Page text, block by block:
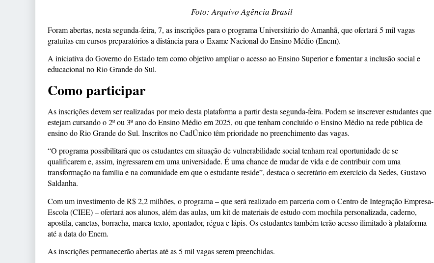
Foto: Arquivo Agência Brasil
Foram abertas, nesta segunda-feira, 7, as inscrições para o programa Universitário do Amanhã, que ofertará 5 mil vagas
gratuitas em cursos preparatórios a distância para o Exame Nacional do Ensino Médio (Enem).
A iniciativa do Governo do Estado tem como objetivo ampliar o acesso ao Ensino Superior e fomentar a inclusão social e
educacional no Rio Grande do Sul.
Como participar
As inscrições devem ser realizadas por meio desta plataforma a partir desta segunda-feira. Podem se inscrever estudantes que
estejam cursando o 2º ou 3º ano do Ensino Médio em 2025, ou que tenham concluído o Ensino Médio na rede pública de
ensino do Rio Grande do Sul. Inscritos no CadÚnico têm prioridade no preenchimento das vagas.
“O programa possibilitará que os estudantes em situação de vulnerabilidade social tenham real oportunidade de se
qualificarem e, assim, ingressarem em uma universidade. É uma chance de mudar de vida e de contribuir com uma
transformação na família e na comunidade em que o estudante reside”, destaca o secretário em exercício da Sedes, Gustavo
Saldanha.
Com um investimento de R$ 2,2 milhões, o programa – que será realizado em parceria com o Centro de Integração Empresa-
Escola (CIEE) – ofertará aos alunos, além das aulas, um kit de materiais de estudo com mochila personalizada, caderno,
apostila, canetas, borracha, marca-texto, apontador, régua e lápis. Os estudantes também terão acesso ilimitado à plataforma
até a data do Enem.
As inscrições permanecerão abertas até as 5 mil vagas serem preenchidas.